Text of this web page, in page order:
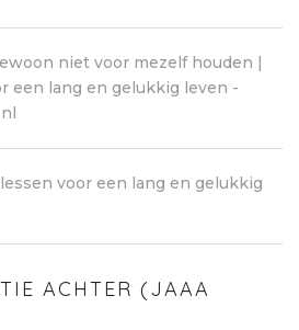
niet voor mezelf houden |
een lang en gelukkig leven -
voor een lang en gelukkig
ACHTER (JAAA